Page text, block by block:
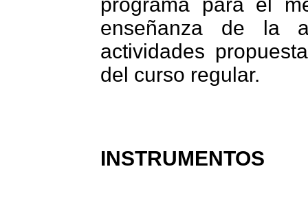
enseñanza de la
actividades
del curso regular.
INSTRUMENTOS